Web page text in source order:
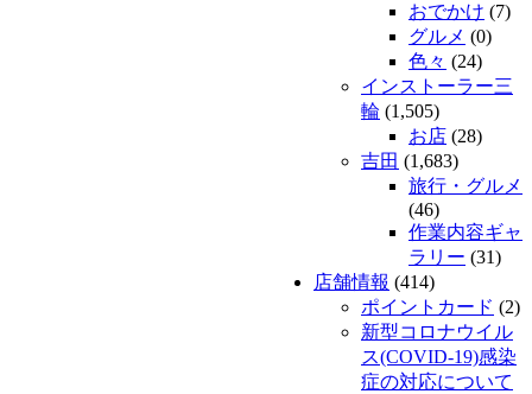
おでかけ (7)
グルメ (0)
色々 (24)
インストーラー三
輪 (1,505)
お店 (28)
吉田 (1,683)
旅行・グルメ
(46)
作業内容ギャ
ラリー (31)
店舗情報 (414)
ポイントカード (2)
新型コロナウイル
ス(COVID-19)感染
症の対応について